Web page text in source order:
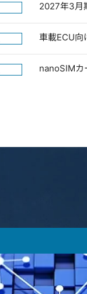
2027年3月
車載ECU向
nanoSIMカ